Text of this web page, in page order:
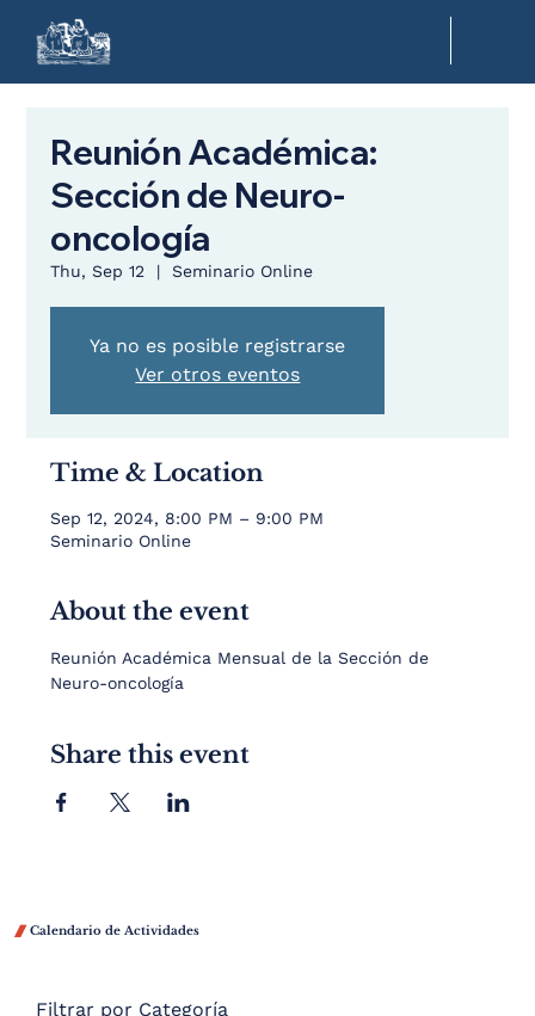
Filtrar por Categoría
 Calendario de Actividades
Reunión Académica:
Sección de Neuro-
oncología
Thu, Sep 12
  |
Seminario Online
Ya no es posible registrarse
Ver otros eventos
Time & Location
Sep 12, 2024, 8:00 PM – 9:00 PM
Seminario Online
About the event
Reunión Académica Mensual de la Sección de
Neuro-oncología
Share this event